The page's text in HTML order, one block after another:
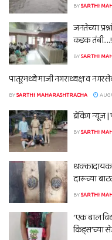
BYSARTHI
जनतेच्या
कडक तंबी….!
BYSARTHI
पातूरमध्ये माजी नगराध्यक्ष व
BYSARTHI MAHARASHTRACHA
ब्रेकिंग न्यूज |
BYSARTHI
दारूच्या
BYSARTHI
‘एक बाल
किड्स’च्या